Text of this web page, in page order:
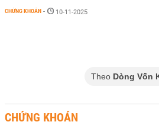
CHỨNG KHOÁN - 10-11-2025
Theo Dòng Vốn
CHỨNG KHOÁN